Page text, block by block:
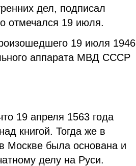
дел, подписал
отмечался 19 июля.
19 июля 1946
аппарата МВД СССР
19 апреля 1563 года
книгой. Тогда же в
Москве была основана и
делу на Руси.